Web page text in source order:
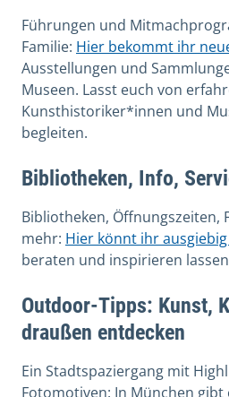
Führungen und
Familie: Hier bekommt ihr
Ausstellungen und
Museen. Lasst euch von
Kunsthistoriker*innen und
begleiten.
Bibliotheken, Info,
Bibliotheken, Öffnungszeiten,
mehr: Hier könnt ihr
beraten und inspirieren
Outdoor-Tipps: Kunst,
draußen entdecken
Ein Stadtspaziergang mit
Fotomotiven: In München gibt